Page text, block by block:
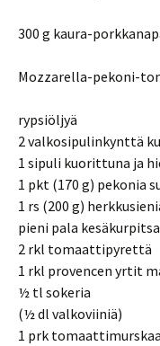
300 g kaura-
Mozzarella-pekoni-
rypsiöljyä
2 valkosipulinkynttä
1 sipuli kuorittuna ja
1 pkt (170 g) pekonia
1 rs (200 g)
pieni pala
2 rkl tomaattipyrettä
1 rkl provencen yrtit
½ tl sokeria
(½ dl valkoviiniä)
1 prk tomaattimurskaa